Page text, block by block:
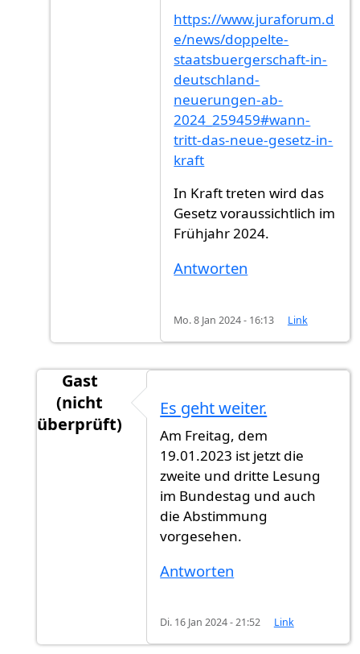
https://www.juraforum.d
e/news/doppelte-
staatsbuergerschaft-in-
deutschland-
neuerungen-ab-
2024_259459#wann-
tritt-das-neue-gesetz-in-
kraft
In Kraft treten wird das
Gesetz voraussichtlich im
Frühjahr 2024.
Antworten
Mo. 8 Jan 2024 - 16:13 Link
Gast
(nicht
überprüft)
Veröffentlichung von
Es geht weiter.
Am Freitag, dem
19.01.2023 ist jetzt die
zweite und dritte Lesung
im Bundestag und auch
die Abstimmung
vorgesehen.
Antworten
Di. 16 Jan 2024 - 21:52 Link